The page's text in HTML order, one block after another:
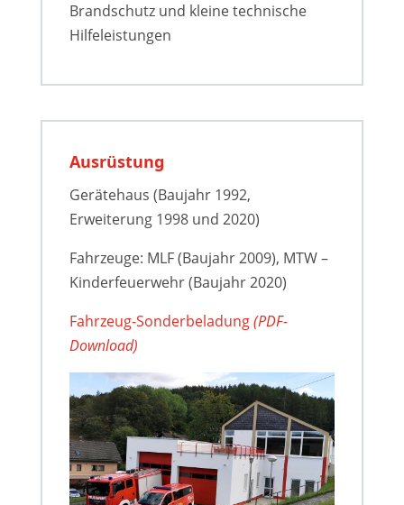
Brandschutz und kleine technische
Hilfeleistungen
Ausrüstung
Gerätehaus (Baujahr 1992,
Erweiterung 1998 und 2020)
Fahrzeuge: MLF (Baujahr 2009), MTW –
Kinderfeuerwehr (Baujahr 2020)
Fahrzeug-Sonderbeladung(PDF-
Download)